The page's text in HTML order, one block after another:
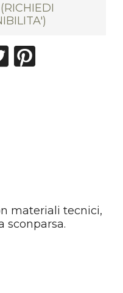
materiali tecnici,
sconparsa.